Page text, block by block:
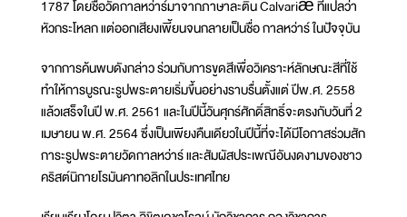
1787 โดยชื่อวัดกาลหว่าร์มาจากภาษาละติน Calvariæ ที่แปลว่า
หัวกระโหลก แต่ออกเสียงเพี้ยนจนกลายเป็นชื่อ กาลหว่าร์ ในปัจจุบัน
จากการค้นพบดังกล่าว ร่วมกับการขูดสีเพื่อวิเคราะห์ลักษณะสีที่ใช้
ทำให้การบูรณะรูปพระตายเริ่มขึ้นอย่างราบรื่นตั้งแต่ ปีพ.ศ. 2558
แล้วเสร็จในปี พ.ศ. 2561 และในปีนี้วันศุกร์ศักดิ์สิทธิ์จะตรงกับวันที่ 2
เมษายน พ.ศ. 2564 ซึ่งเป็นเพียงคืนเดียวในปีนี้ที่จะได้มีโอกาสร่วมสัก
การะรูปพระตายวัดกาลหว่าร์ และสัมผัสประเพณีอันงดงามของชาว
คริสต์นิกายโรมันคาทอลิกในประเทศไทย